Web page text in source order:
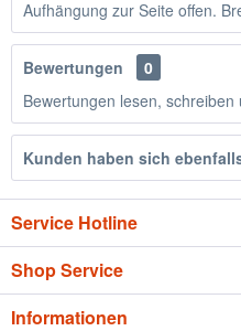
Aufhängung zur Seite offen.
Bewertungen
0
Bewertungen lesen, schreiben
Kunden haben sich
Service Hotline
Shop Service
Informationen